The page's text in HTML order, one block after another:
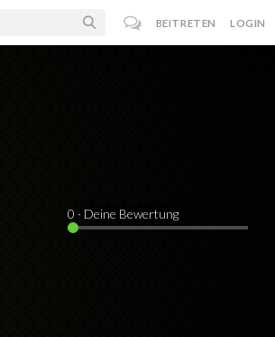
BEITRETEN LOGIN
0 · Deine Bewertung